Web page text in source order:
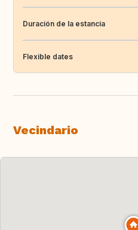
Duración de la estancia
Flexible dates
Vecindario